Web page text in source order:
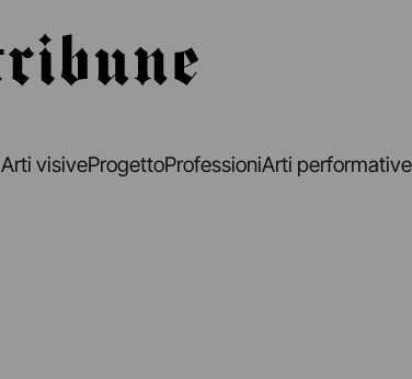
Arti visiveProgettoProfessioniArti performative